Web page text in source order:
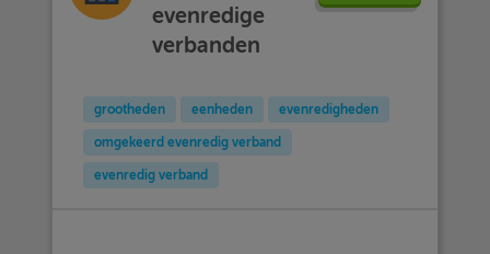
evenredige
verbanden
grootheden eenheden evenredigheden
omgekeerd evenredig verband
evenredig verband